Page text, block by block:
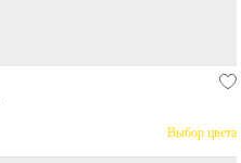
Выбор цвета